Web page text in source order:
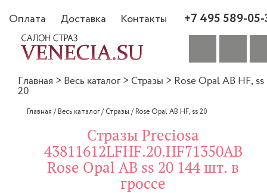
Оплата Доставка Контакты +7 495 589-
Главная > Весь каталог > Стразы > Rose Opal AB HF, ss
20
Главная /Весь каталог/Стразы /Rose Opal AB HF, ss 20
Стразы Preciosa
43811612LFHF.20.HF71350AB
Rose Opal AB ss 20 144 шт. в
гроссе